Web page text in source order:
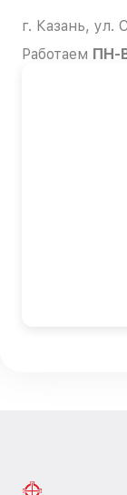
г. Казань, ул.
Работаем ПН-